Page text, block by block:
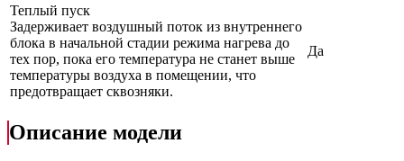
Теплый пуск
Задерживает воздушный поток из внутреннего
блока в начальной стадии режима нагрева до
тех пор, пока его температура не станет выше
температуры воздуха в помещении, что
предотвращает сквозняки.
Да
Описание модели